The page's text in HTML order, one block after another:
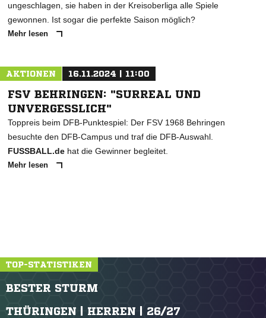
ungeschlagen, sie haben in der Kreisoberliga alle Spiele
gewonnen. Ist sogar die perfekte Saison möglich?
Mehr lesen
AKTIONEN 16.11.2024 | 11:00
FSV BEHRINGEN: "SURREAL UND
UNVERGESSLICH"
Toppreis beim DFB-Punktespiel: Der FSV 1968 Behringen
besuchte den DFB-Campus und traf die DFB-Auswahl.
FUSSBALL.de hat die Gewinner begleitet.
Mehr lesen
TOP-STATISTIKEN
BESTER STURM
THÜRINGEN | HERREN | 26/27